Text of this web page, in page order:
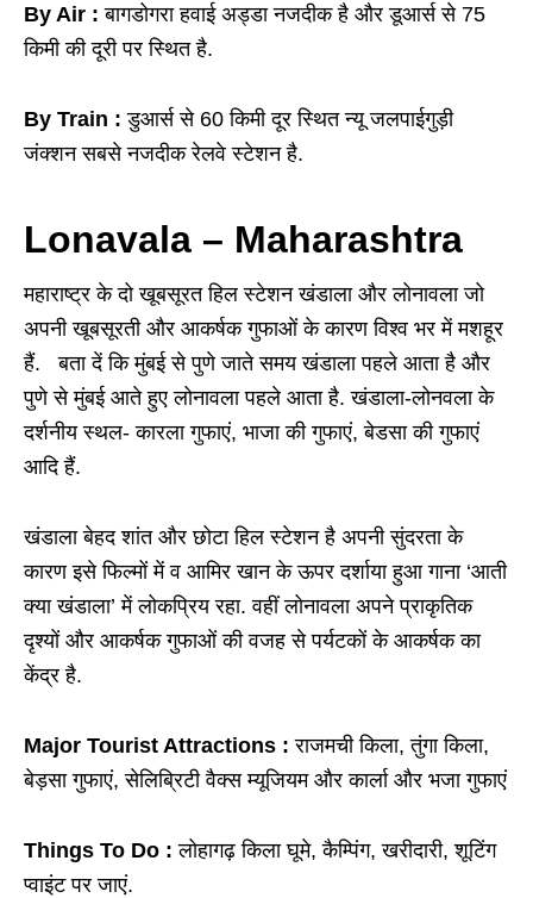
By Air : बागडोगरा हवाई अड्डा नजदीक है और डूआर्स से 75
किमी की दूरी पर स्थित है.
By Train : डुआर्स से 60 किमी दूर स्थित न्यू जलपाईगुड़ी
जंक्शन सबसे नजदीक रेलवे स्टेशन है.
Lonavala – Maharashtra
महाराष्ट्र के दो खूबसूरत हिल स्टेशन खंडाला और लोनावला जो
अपनी खूबसूरती और आकर्षक गुफाओं के कारण विश्व भर में मशहूर
हैं. बता दें कि मुंबई से पुणे जाते समय खंडाला पहले आता है और
पुणे से मुंबई आते हुए लोनावला पहले आता है. खंडाला-लोनवला के
दर्शनीय स्थल- कारला गुफाएं, भाजा की गुफाएं, बेडसा की गुफाएं
आदि हैं.
खंडाला बेहद शांत और छोटा हिल स्टेशन है अपनी सुंदरता के
कारण इसे फिल्मों में व आमिर खान के ऊपर दर्शाया हुआ गाना ‘आती
क्या खंडाला’ में लोकप्रिय रहा. वहीं लोनावला अपने प्राकृतिक
दृश्यों और आकर्षक गुफाओं की वजह से पर्यटकों के आकर्षक का
केंद्र है.
Major Tourist Attractions : राजमची किला, तुंगा किला,
बेड़सा गुफाएं, सेलिब्रिटी वैक्स म्यूजियम और कार्ला और भजा गुफाएं
Things To Do : लोहागढ़ किला घूमे, कैम्पिंग, खरीदारी, शूटिंग
प्वाइंट पर जाएं.